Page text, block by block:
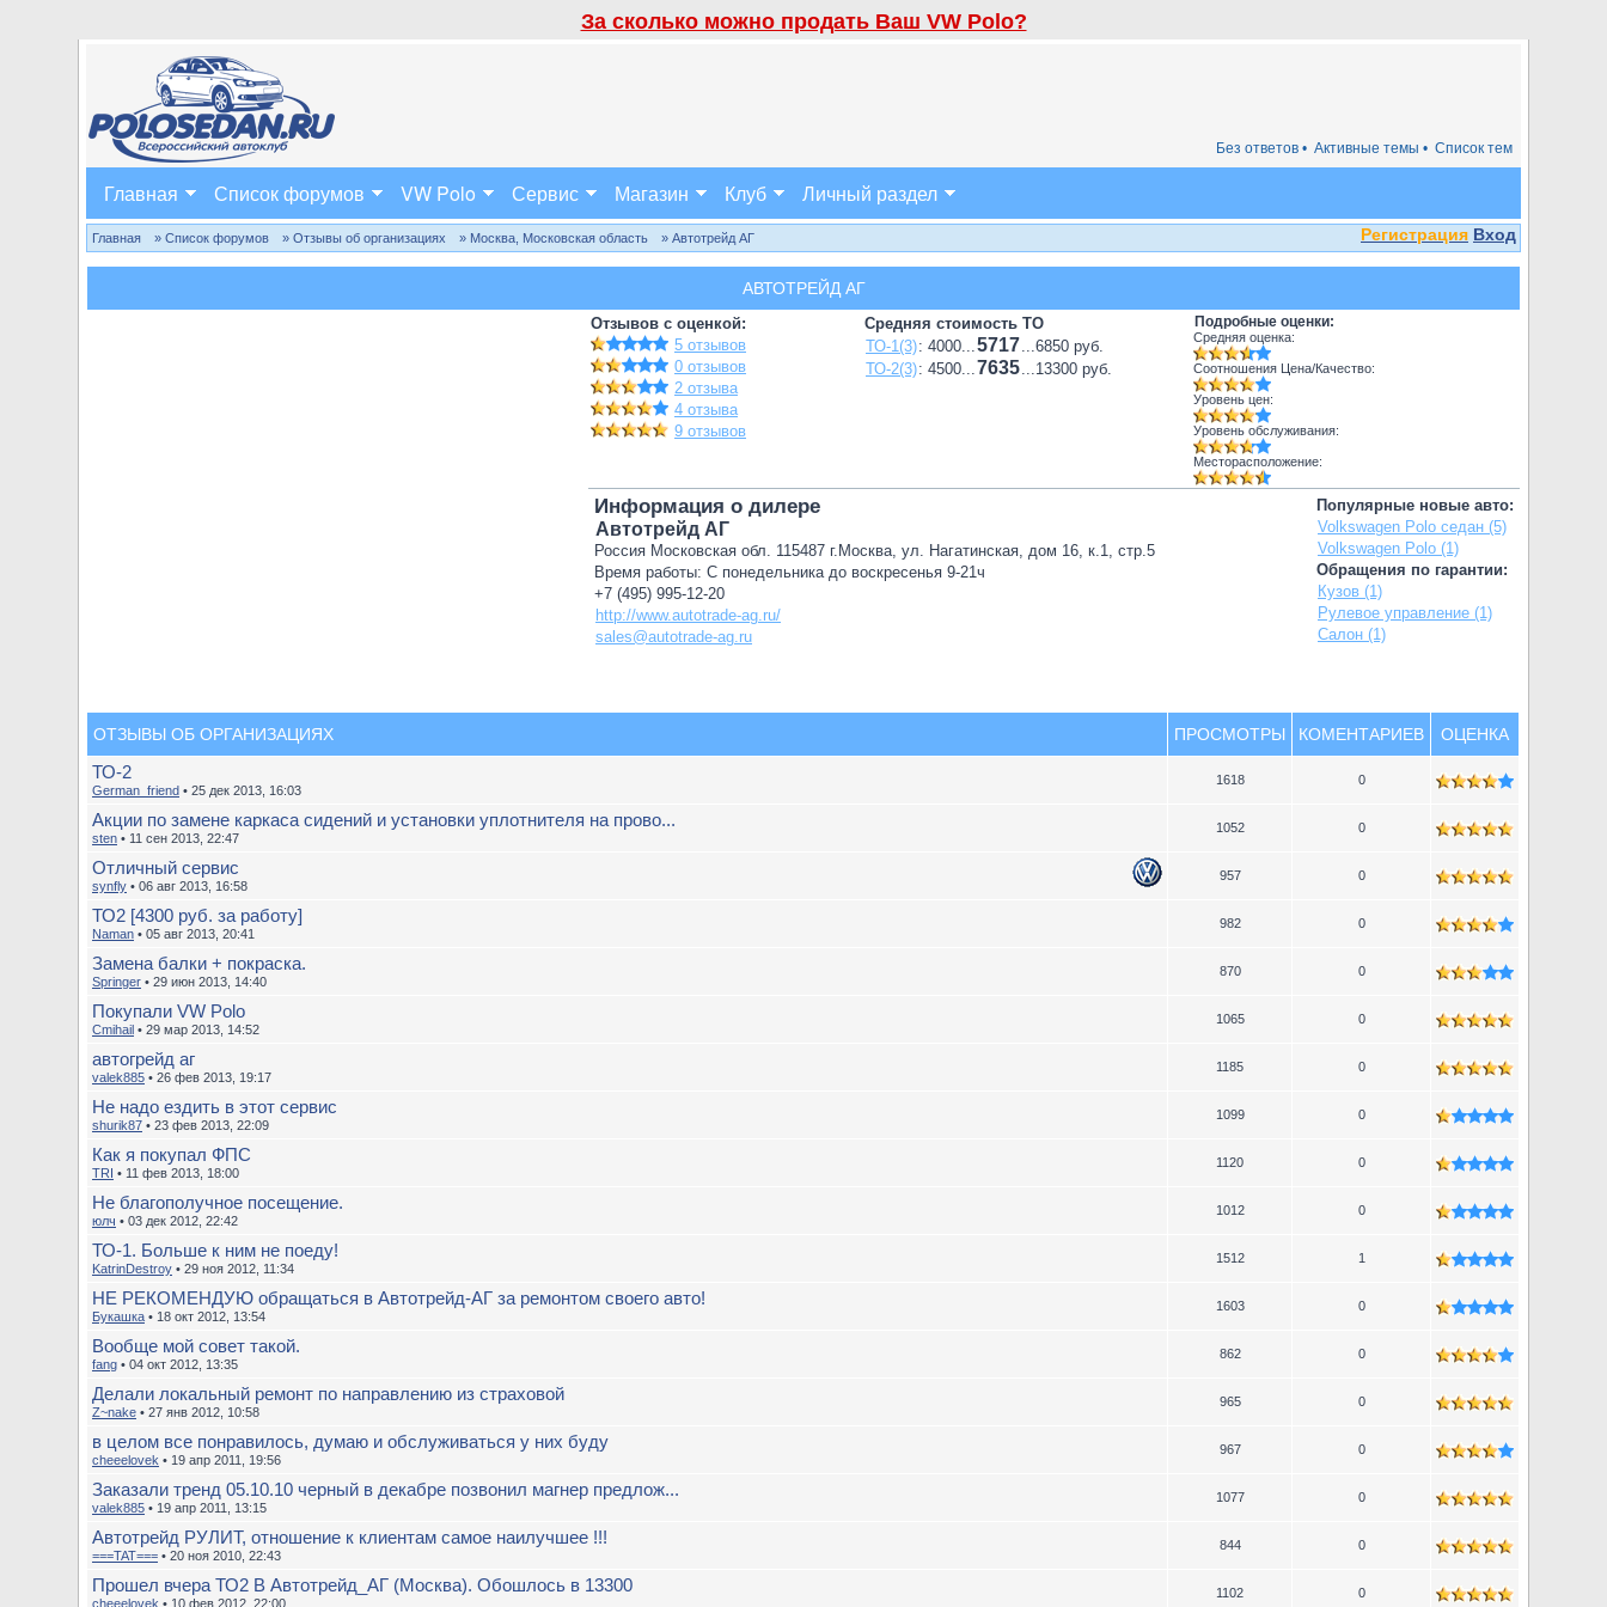
За сколько можно продать Ваш VW Polo?
Список тем
Активные темы •
Без ответов •
Главная Список форумов VW Polo Сервис Магазин Клуб Личный раздел
Регистрация Вход
Главная » Список форумов » Отзывы об организациях » Москва, Московская область » Автотрейд АГ
АВТОТРЕЙД АГ
Отзывов с оценкой:
5 отзывов
0 отзывов
2 отзыва
4 отзыва
9 отзывов
Средняя стоимость ТО
ТО-1(3): 4000...5717...6850 руб.
ТО-2(3): 4500...7635...13300 руб.
Подробные оценки:
Средняя оценка:
Соотношения Цена/Качество:
Уровень цен:
Уровень обслуживания:
Месторасположение:
Популярные новые авто:
Volkswagen Polo седан (5)
Volkswagen Polo (1)
Обращения по гарантии:
Кузов (1)
Рулевое управление (1)
Салон (1)
Информация о дилере
Автотрейд АГ
Россия Московская обл. 115487 г.Москва, ул. Нагатинская, дом 16, к.1, стр.5
Время работы: С понедельника до воскресенья 9-21ч
+7 (495) 995-12-20
http://www.autotrade-ag.ru/
sales@autotrade-ag.ru
ОТЗЫВЫ ОБ ОРГАНИЗАЦИЯХ ПРОСМОТРЫ КОМЕНТАРИЕВ ОЦЕНКА
ТО-2
German_friend • 25 дек 2013, 16:03
1618 0
Акции по замене каркаса сидений и установки уплотнителя на прово...
sten • 11 сен 2013, 22:47
1052 0
Отличный сервис
synfly • 06 авг 2013, 16:58
957 0
ТО2 [4300 руб. за работу]
Naman • 05 авг 2013, 20:41
982 0
Замена балки + покраска.
Springer • 29 июн 2013, 14:40
870 0
Покупали VW Polo
Cmihail • 29 мар 2013, 14:52
1065 0
автогрейд аг
valek885 • 26 фев 2013, 19:17
1185 0
Не надо ездить в этот сервис
shurik87 • 23 фев 2013, 22:09
1099 0
Как я покупал ФПС
TRI • 11 фев 2013, 18:00
1120 0
Не благополучное посещение.
юлч • 03 дек 2012, 22:42
1012 0
ТО-1. Больше к ним не поеду!
KatrinDestroy • 29 ноя 2012, 11:34
1512 1
НЕ РЕКОМЕНДУЮ обращаться в Автотрейд-АГ за ремонтом своего авто!
Букашка • 18 окт 2012, 13:54
1603 0
Вообще мой совет такой.
fang • 04 окт 2012, 13:35
862 0
Делали локальный ремонт по направлению из страховой
Z~nake • 27 янв 2012, 10:58
965 0
в целом все понравилось, думаю и обслуживаться у них буду
cheeelovek • 19 апр 2011, 19:56
967 0
Заказали тренд 05.10.10 черный в декабре позвонил магнер предлож...
valek885 • 19 апр 2011, 13:15
1077 0
Автотрейд РУЛИТ, отношение к клиентам самое наилучшее !!!
===TAT=== • 20 ноя 2010, 22:43
844 0
Прошел вчера ТО2 В Автотрейд_АГ (Москва). Обошлось в 13300
cheeelovek • 10 фев 2012, 22:00
1102 0